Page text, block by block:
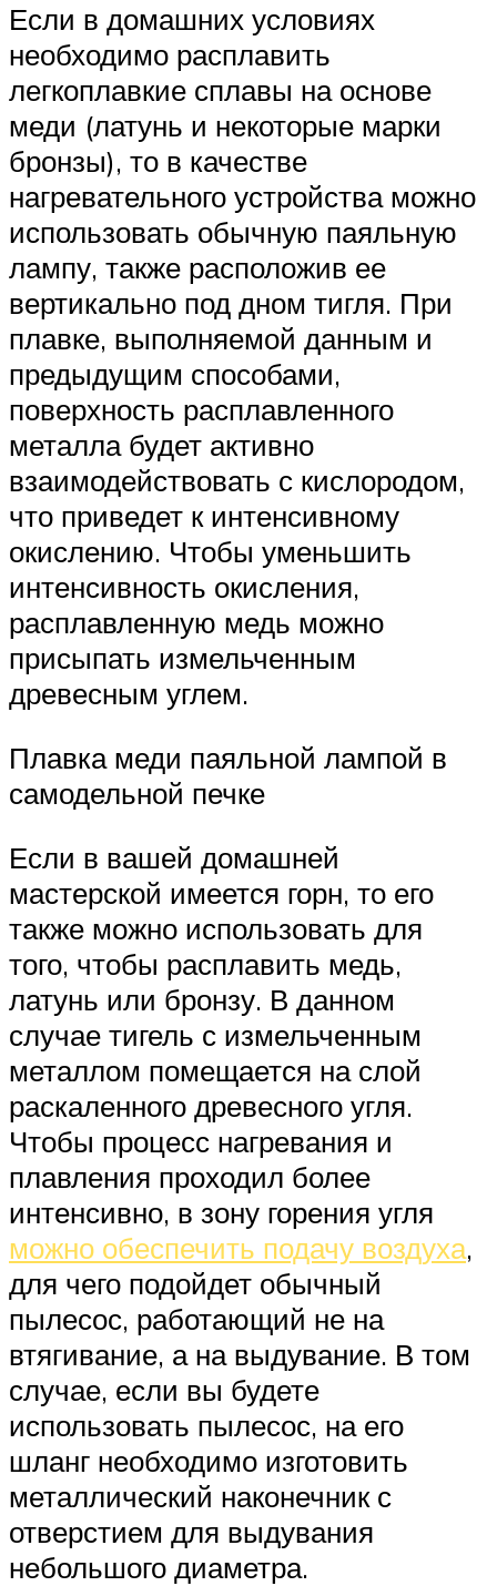
Если в домашних условиях
необходимо расплавить
легкоплавкие сплавы на основе
меди (латунь и некоторые марки
бронзы), то в качестве
нагревательного устройства можно
использовать обычную паяльную
лампу, также расположив ее
вертикально под дном тигля. При
плавке, выполняемой данным и
предыдущим способами,
поверхность расплавленного
металла будет активно
взаимодействовать с кислородом,
что приведет к интенсивному
окислению. Чтобы уменьшить
интенсивность окисления,
расплавленную медь можно
присыпать измельченным
древесным углем.
Плавка меди паяльной лампой в
самодельной печке
Если в вашей домашней
мастерской имеется горн, то его
также можно использовать для
того, чтобы расплавить медь,
латунь или бронзу. В данном
случае тигель с измельченным
металлом помещается на слой
раскаленного древесного угля.
Чтобы процесс нагревания и
плавления проходил более
интенсивно, в зону горения угля
можно обеспечить подачу воздуха,
для чего подойдет обычный
пылесос, работающий не на
втягивание, а на выдувание. В том
случае, если вы будете
использовать пылесос, на его
шланг необходимо изготовить
металлический наконечник с
отверстием для выдувания
небольшого диаметра.